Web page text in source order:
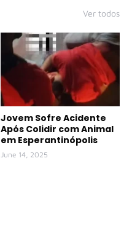
Ver todos
Jovem Sofre Acidente
Após Colidir com Animal
em Esperantinópolis
June 14, 2025